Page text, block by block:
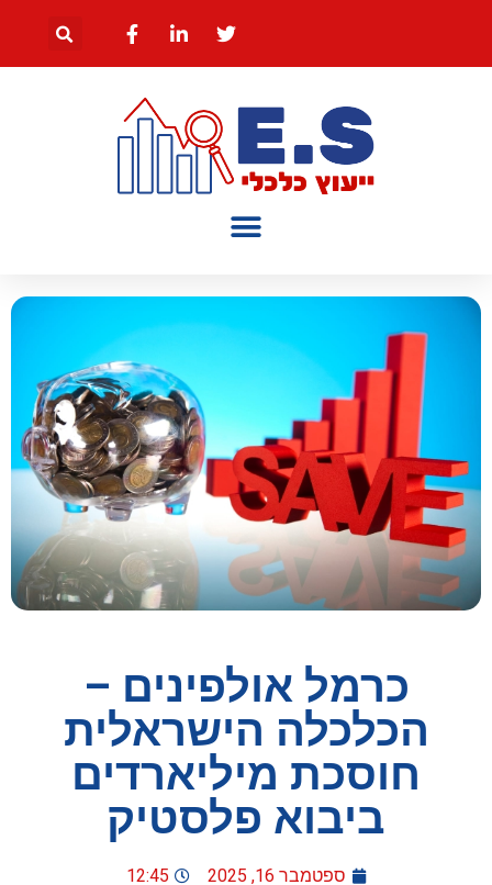
כרמל אולפינים –
הכלכלה הישראלית
חוסכת מיליארדים
ביבוא פלסטיק
ספטמבר 16, 2025 12:45